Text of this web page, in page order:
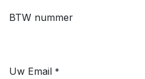
BTW nummer
Uw Email *